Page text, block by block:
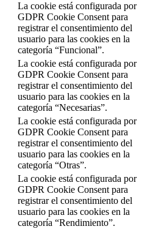
La cookie está configurada por
GDPR Cookie Consent para
registrar el consentimiento del
usuario para las cookies en la
categoría “Funcional”.
La cookie está configurada por
GDPR Cookie Consent para
registrar el consentimiento del
usuario para las cookies en la
categoría “Necesarias”.
La cookie está configurada por
GDPR Cookie Consent para
registrar el consentimiento del
usuario para las cookies en la
categoría “Otras”.
La cookie está configurada por
GDPR Cookie Consent para
registrar el consentimiento del
usuario para las cookies en la
categoría “Rendimiento”.